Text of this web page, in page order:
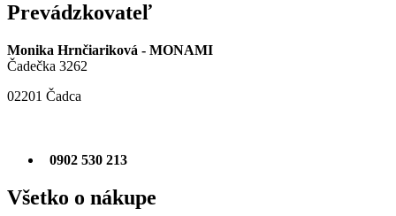
Prevádzkovateľ
Monika Hrnčiariková - MONAMI
Čadečka 3262
02201 Čadca
0902 530 213
Všetko o nákupe